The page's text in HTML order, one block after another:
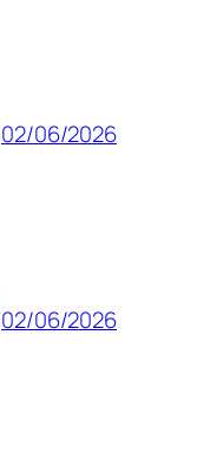
02/06/2026
02/06/2026